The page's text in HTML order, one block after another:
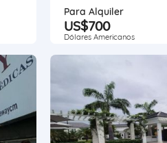
Para Alquiler
US$700
Dólares Americanos